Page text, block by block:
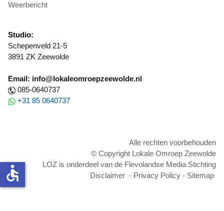
Weerbericht
Studio:
Schepenveld 21-5
3891 ZK Zeewolde
Email: info@lokaleomroepzeewolde.nl
085-0640737
+31 85 0640737
Alle rechten voorbehouden
© Copyright Lokale Omroep Zeewolde
LOZ is onderdeel van de Flevolandse Media Stichting
Disclaimer - Privacy Policy - Sitemap
accessible